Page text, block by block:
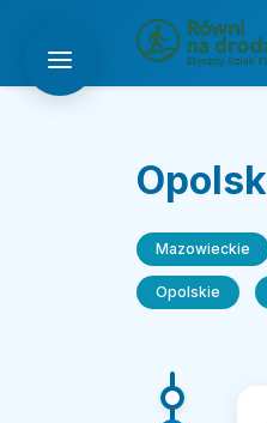
Mazowieckie
Opolskie